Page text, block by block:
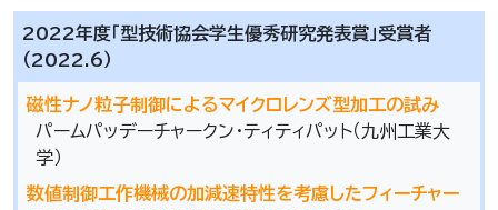
2022年度「型技術協会学生優秀研究発表賞」受賞者
（2022.6）
磁性ナノ粒子制御によるマイクロレンズ型加工の試み
パームパッデーチャークン・ティティパット（九州工業大
学）
数値制御工作機械の加減速特性を考慮したフィーチャー